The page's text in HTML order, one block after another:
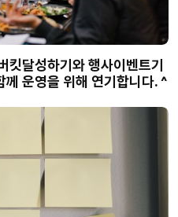
달성하기와 행사이벤트기
운영을 위해 연기합니다. ^